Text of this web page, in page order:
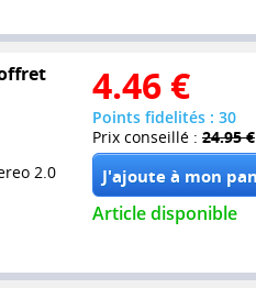
2.0
4.46 €
Points fidelités : 30
Prix conseillé : 24.95 €
Article disponible